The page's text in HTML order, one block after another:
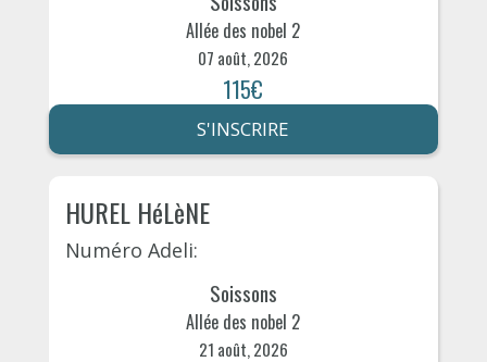
Allée des nobel 2
07 août, 2026
115€
S'INSCRIRE
HUREL HéLèNE
Numéro Adeli:
Soissons
Allée des nobel 2
21 août, 2026